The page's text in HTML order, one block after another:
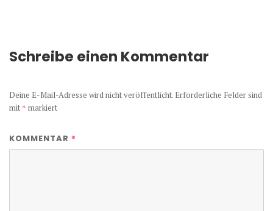
Schreibe einen Kommentar
Deine E-Mail-Adresse wird nicht veröffentlicht. Erforderliche Felder sind
mit * markiert
KOMMENTAR *